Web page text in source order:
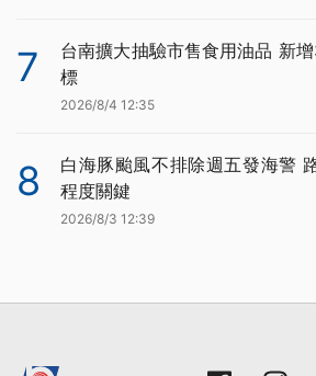
7
台南擴大抽驗市售食用油品 新
標
2026/8/4 12:35
8
白海豚颱風不排除週五發海警
程度關鍵
2026/8/3 12:39